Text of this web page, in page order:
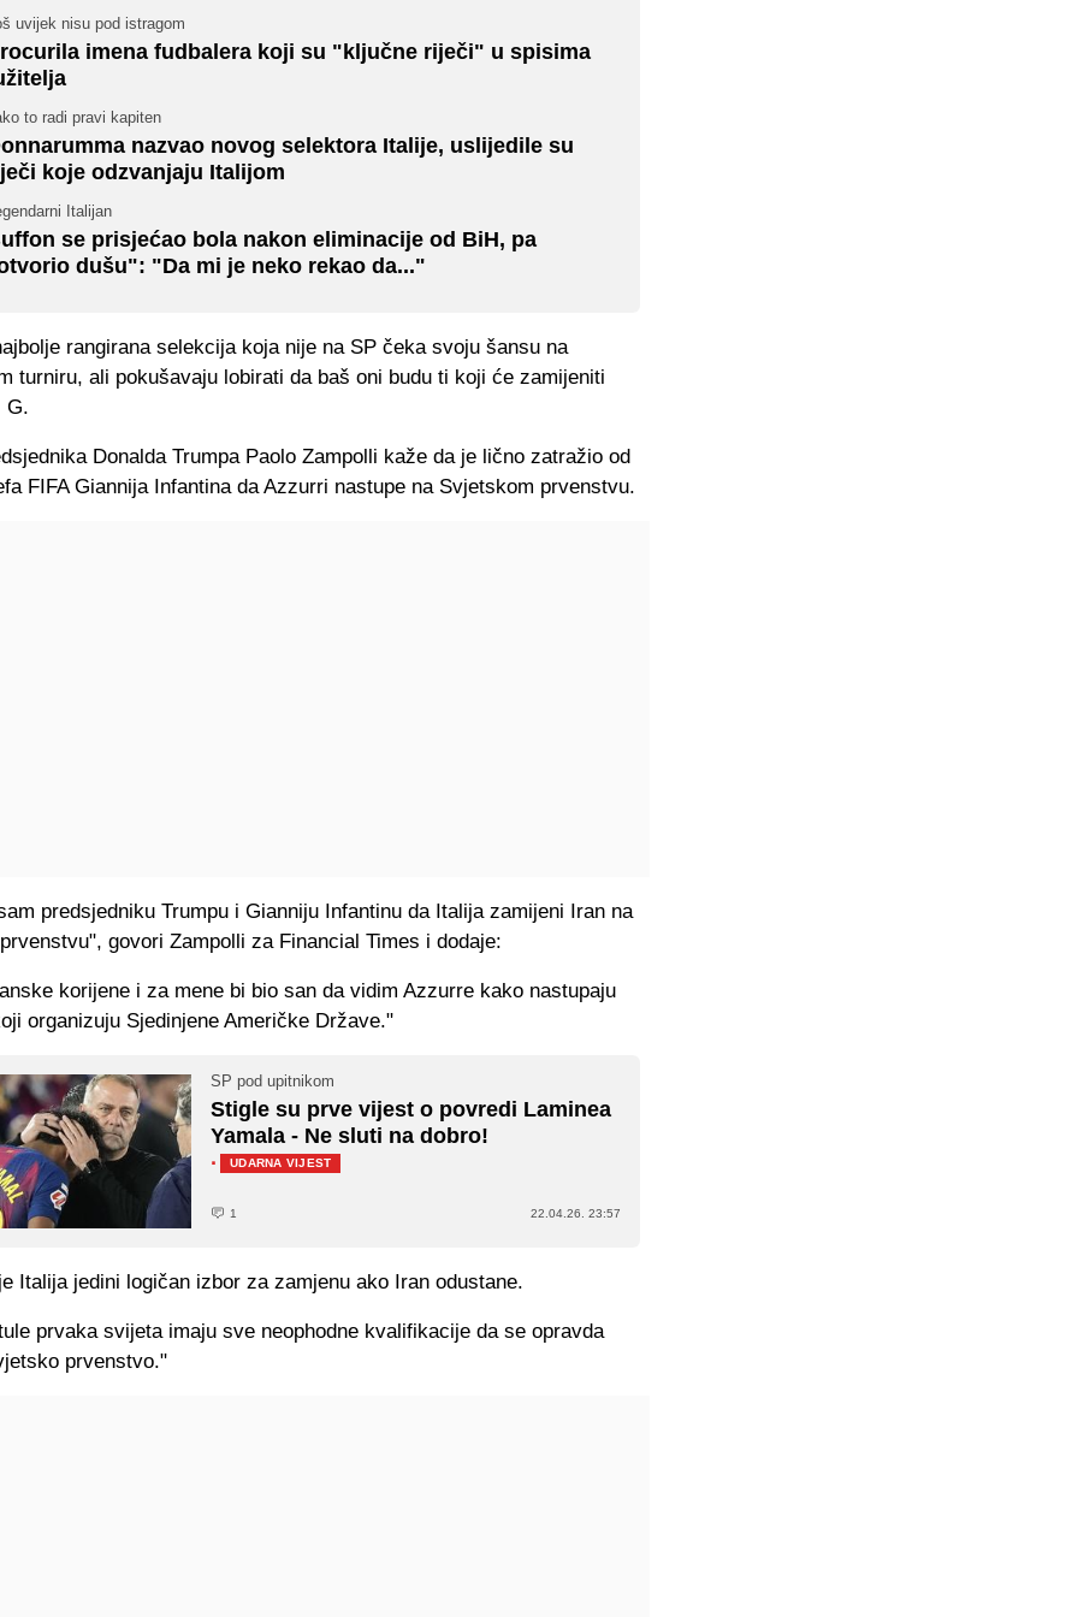
uvijek nisu pod istragom
imena fudbalera koji su "ključne riječi" u spisima
to radi pravi kapiten
nazvao novog selektora Italije, uslijedile su
koje odzvanjaju Italijom
Italijan
se prisjećao bola nakon eliminacije od BiH, pa
dušu": "Da mi je neko rekao da..."
rangirana selekcija koja nije na SP čeka svoju šansu na
turniru, ali pokušavaju lobirati da baš oni budu ti koji će zamijeniti
G.
Donalda Trumpa Paolo Zampolli kaže da je lično zatražio od
FIFA Giannija Infantina da Azzurri nastupe na Svjetskom prvenstvu.
predsjedniku Trumpu i Gianniju Infantinu da Italija zamijeni Iran na
govori Zampolli za Financial Times i dodaje:
korijene i za mene bi bio san da vidim Azzurre kako nastupaju
organizuju Sjedinjene Američke Države."
SP pod upitnikom
Stigle su prve vijest o povredi Laminea
Yamala - Ne sluti na dobro!
·
UDARNA VIJEST
1 22.04.26. 23:57
Italija jedini logičan izbor za zamjenu ako Iran odustane.
prvaka svijeta imaju sve neophodne kvalifikacije da se opravda
prvenstvo."